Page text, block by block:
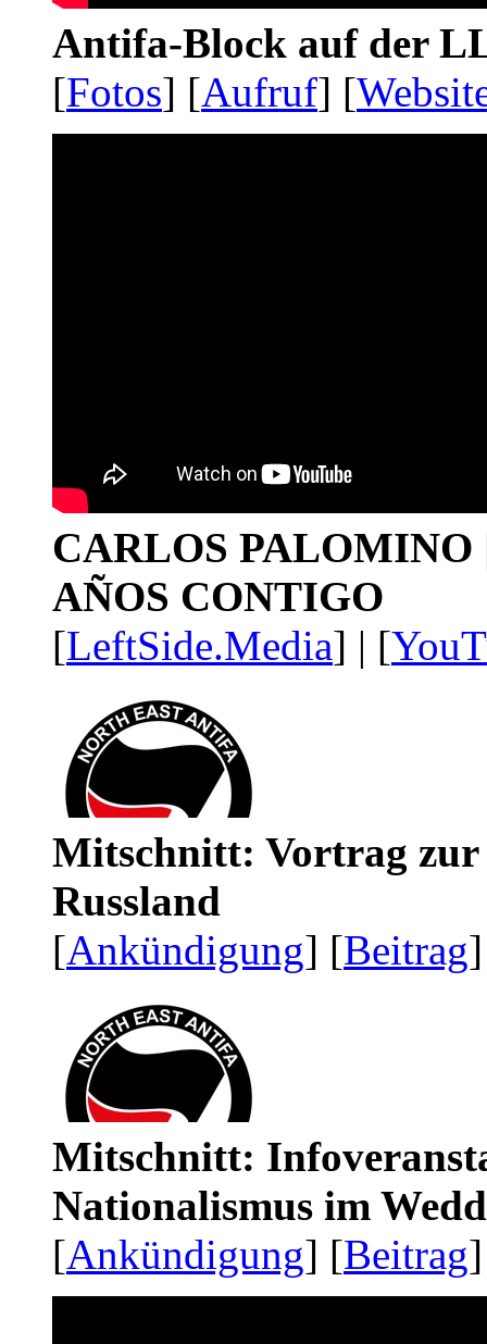
Antifa-Block auf der
[Fotos] [Aufruf] [
CARLOS PALOMINO
AÑOS CONTIGO
[LeftSide.Media] | [
Mitschnitt: Vortrag zur
Russland
[Ankündigung] [Beitrag
Mitschnitt:
Nationalismus im
[Ankündigung] [Beitrag